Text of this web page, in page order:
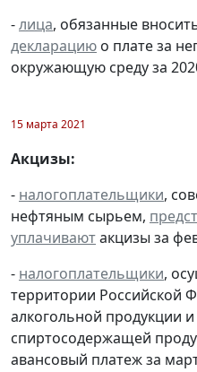
-лица, обязанные
декларацию о плате за
окружающую среду за
15 марта 2021
Акцизы:
- налогоплательщики,
нефтяным сырьем,
уплачиваютакцизы за
- налогоплательщики,
территории Российской
алкогольной продукции
спиртосодержащей
авансовый платеж за
Мы обрабатываем